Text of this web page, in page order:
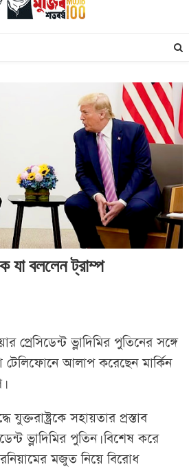
যা বললেন ট্রাম্প
প্রেসিডেন্ট ভ্লাদিমির পুতিনের সঙ্গে
আলাপ করেছেন মার্কিন
যুক্তরাষ্ট্রকে সহায়তার প্রস্তাব
ভ্লাদিমির পুতিন। বিশেষ করে
মজুত নিয়ে বিরোধ